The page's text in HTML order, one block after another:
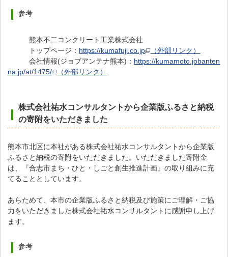
参考
熊本不二コンクリート工業株式会社
トップページ： https://kumafuji.co.jp
（外部リンク）
会社情報(ジョブアンテナ熊本)： https://kumamoto.jobanten
na.jp/at/1475/
（外部リンク）
株式会社祐水コンサルタントから企業版ふるさと納税
の寄附をいただき ました
熊本市北区に本社がある株式会社祐水コンサルタントから企業版
ふるさと納税の寄附をいただきました。いただきました寄附金
は、『合志市まち・ひと・しごと創生推進計画』の取り組みに充
てることとしています。
あらためて、本市の企業版ふるさと納税及び施策にご理解・ご協
力をいただきました株式会社祐水コンサルタントに感謝申し上げ
ます。
参考